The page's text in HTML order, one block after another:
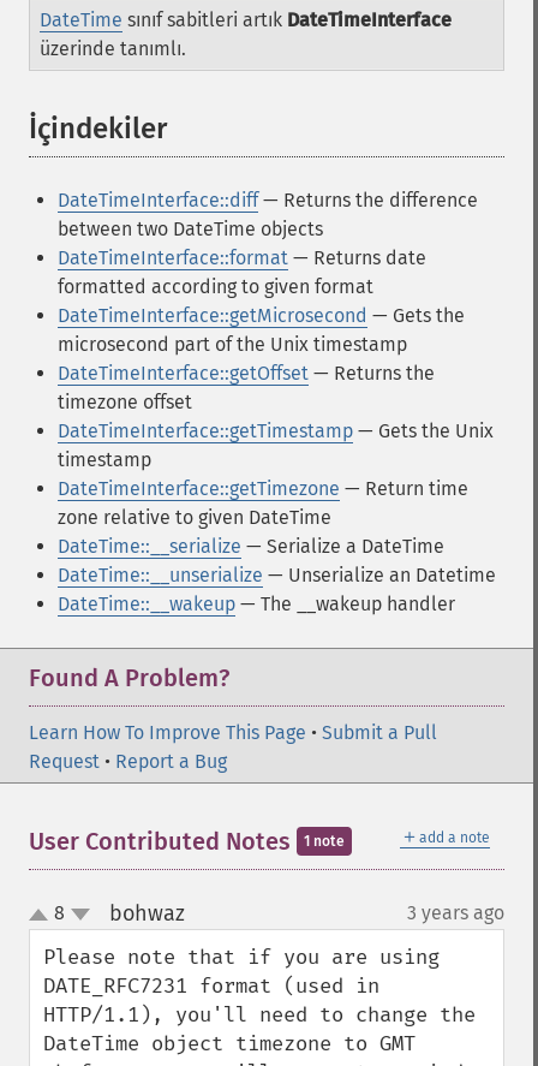
DateTime sınıf sabitleri artık DateTimeInterface
üzerinde tanımlı.
İçindekiler¶
DateTimeInterface::diff— Returns the difference
between two DateTime objects
DateTimeInterface::format — Returns date
formatted according to given format
DateTimeInterface::getMicrosecond — Gets the
microsecond part of the Unix timestamp
DateTimeInterface::getOffset — Returns the
timezone offset
DateTimeInterface::getTimestamp — Gets the Unix
timestamp
DateTimeInterface::getTimezone — Return time
zone relative to given DateTime
DateTime::__serialize — Serialize a DateTime
DateTime::__unserialize — Unserialize an Datetime
DateTime::__wakeup — The __wakeup handler
Found A Problem?
Learn How To Improve This Page • Submit a Pull
Request • Report a Bug
＋ add a note
User Contributed Notes 1 note
up
down
8 bohwaz¶ 3 years ago
Please note that if you are using
DATE_RFC7231 format (used in
HTTP/1.1), you'll need to change the
DateTime object timezone to GMT